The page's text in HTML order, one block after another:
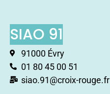
SIAO 91
91000 Évry
01 80 45 00 51
siao.91@croix-rouge.fr